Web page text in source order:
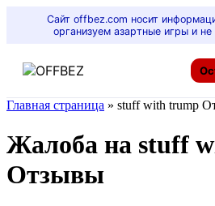
Сайт offbez.com носит
организуем азартные игры и
Главная страница » stuff with trump
Жалоба на stuff
Отзывы